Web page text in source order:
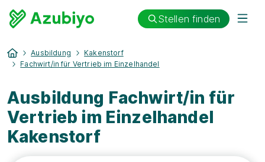
Stellen finden
Ausbildung
Kakenstorf
Fachwirt/in für Vertrieb im Einzelhandel
Ausbildung Fachwirt/in für
Vertrieb im Einzelhandel
Kakenstorf